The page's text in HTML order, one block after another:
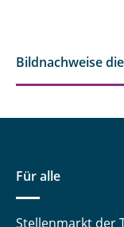
Bildnachweise
Für alle
Stellenmarkt der